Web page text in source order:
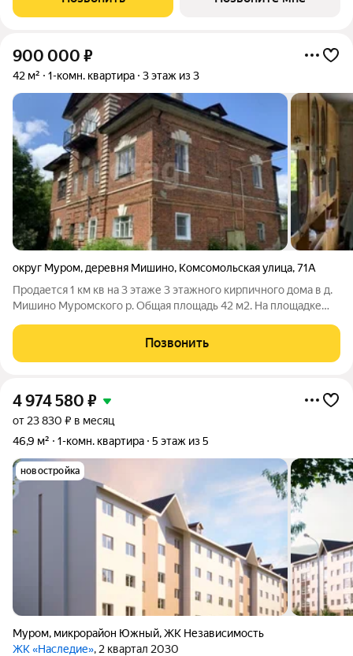
каждому виду скидок
900 000 ₽
42 м² 1-комн. квартира 3 этаж из 3
округ Муром, деревня Мишино, Комсомольская улица,71А
Продается 1 км кв на 3 этаже 3 этажного кирпичного дома в д.
Мишино Муромского р. Общая площадь 42 м2. На площадке
постройки.,некогда принадлежащий местному барину.В
квартире индивидуальное газовое
Позвонить
4 974 580 ₽
от 23 830 ₽ в месяц
46,9 м²
1-комн. квартира 5 этаж из 5
новостройка
Муром, микрорайон Южный,ЖК Независимость
ЖК «Наследие», 2 квартал 2030